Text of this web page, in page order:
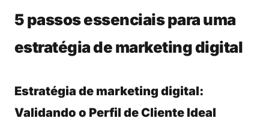
5 passos essenciais para uma
estratégia de marketing digital
Estratégia de marketing digital:
Validando o Perfil de Cliente Ideal